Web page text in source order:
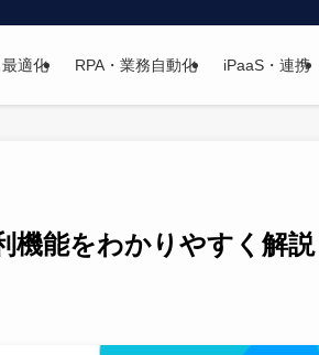
適化 RPA・業務自動化 iPaaS・連携
機能をわかりやすく解説